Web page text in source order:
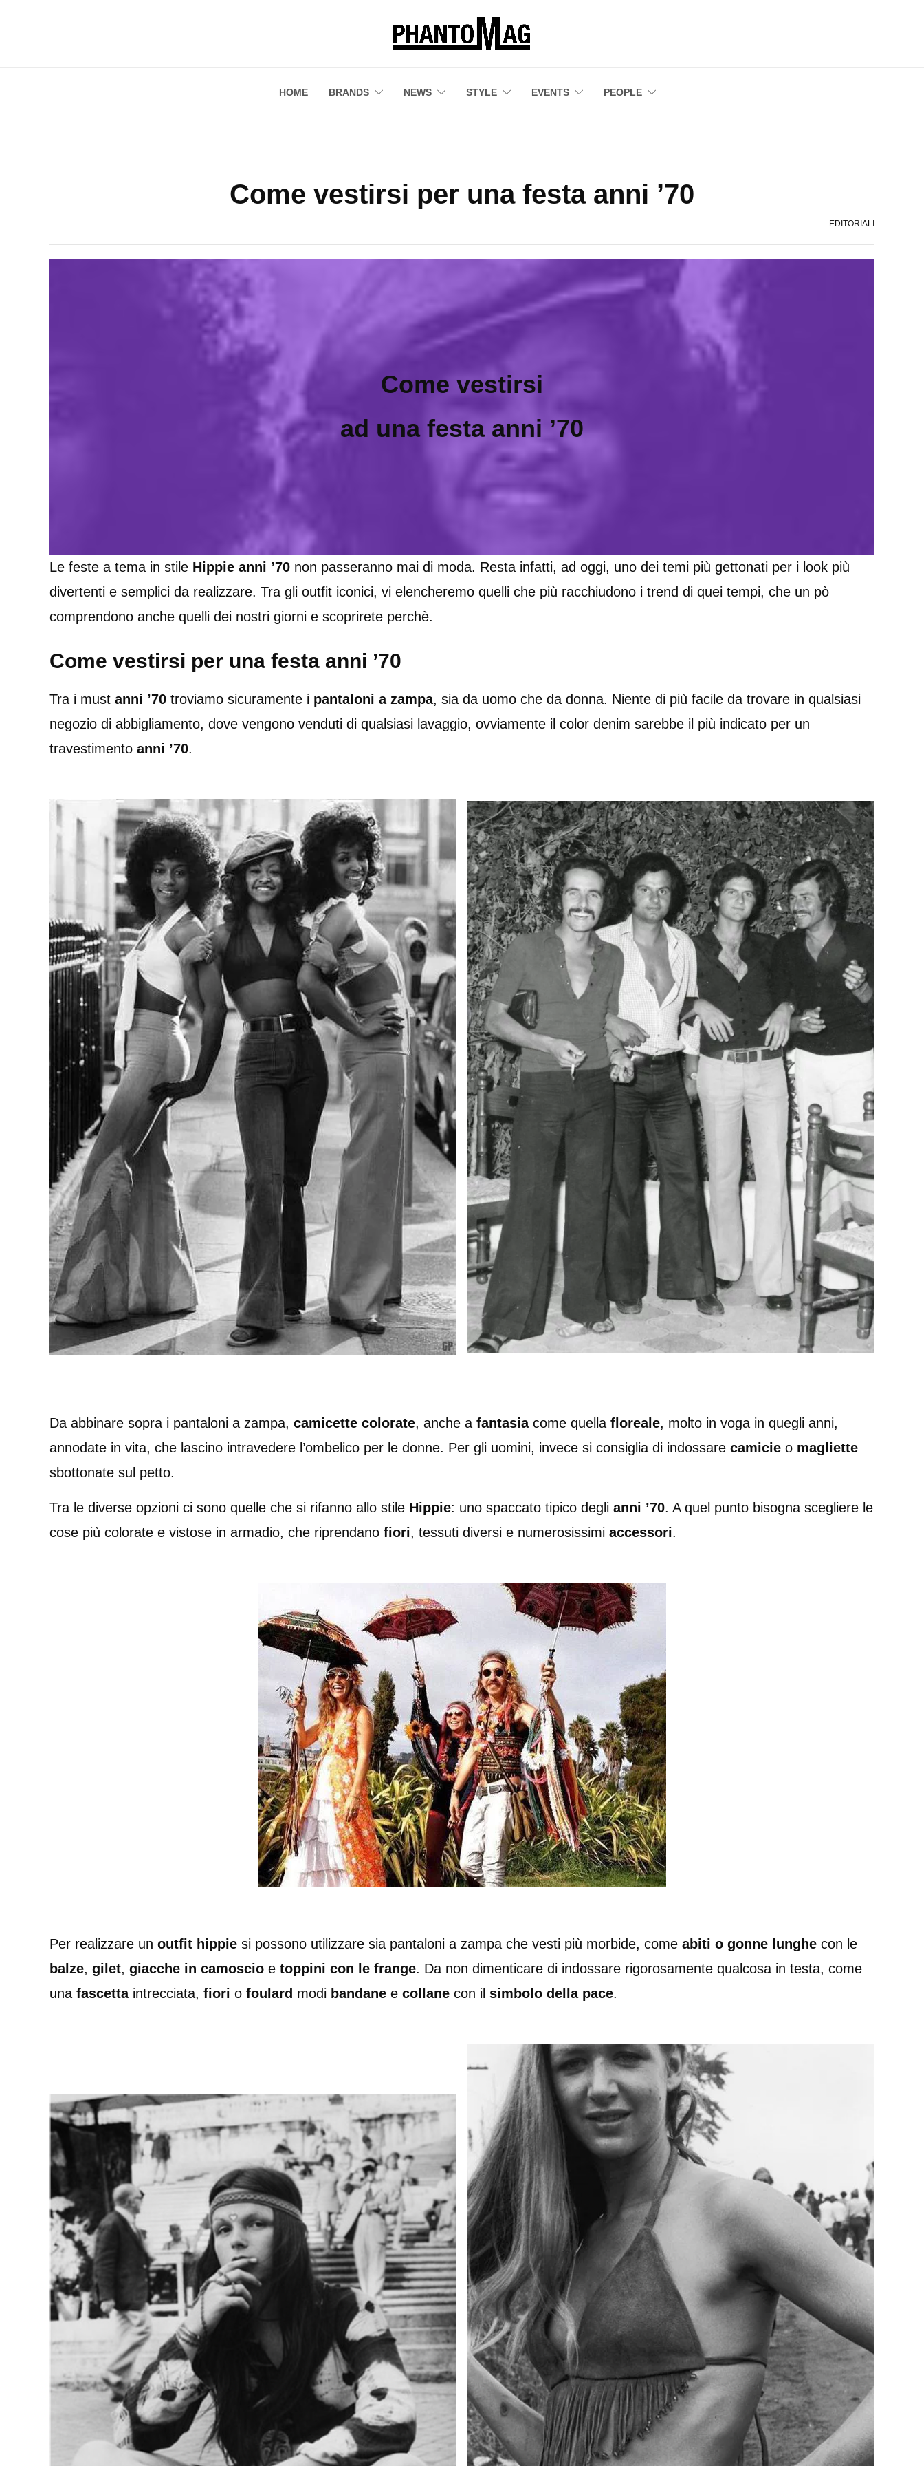
HOME BRANDS NEWS STYLE EVENTS PEOPLE
Come vestirsi per una festa anni ’70
EDITORIALI
Come vestirsi
ad una festa anni ’70
Le feste a tema in stile Hippie anni ’70 non passeranno mai di moda. Resta infatti, ad oggi, uno dei temi più gettonati per i look più
divertenti e semplici da realizzare. Tra gli outfit iconici, vi elencheremo quelli che più racchiudono i trend di quei tempi, che un pò
comprendono anche quelli dei nostri giorni e scoprirete perchè.
Come vestirsi per una festa anni ’70
Tra i must anni ’70 troviamo sicuramente i pantaloni a zampa, sia da uomo che da donna. Niente di più facile da trovare in qualsiasi
negozio di abbigliamento, dove vengono venduti di qualsiasi lavaggio, ovviamente il color denim sarebbe il più indicato per un
travestimento anni ’70.
Da abbinare sopra i pantaloni a zampa, camicette colorate, anche a fantasiacome quella floreale, molto in voga in quegli anni,
annodate in vita, che lascino intravedere l’ombelico per le donne. Per gli uomini, invece si consiglia di indossare camicie o magliette
sbottonate sul petto.
Tra le diverse opzioni ci sono quelle che si rifanno allo stile Hippie: uno spaccato tipico degli anni ’70. A quel punto bisogna scegliere le
cose più colorate e vistose in armadio, che riprendano fiori, tessuti diversi e numerosissimi accessori.
Per realizzare un outfit hippie si possono utilizzare sia pantaloni a zampa che vesti più morbide, come abiti o gonne lunghe con le
balze, gilet, giacche in camoscio e toppini con le frange. Da non dimenticare di indossare rigorosamente qualcosa in testa, come
una fascettaintrecciata, fiori o foulard modi bandane e collane con il simbolo della pace.